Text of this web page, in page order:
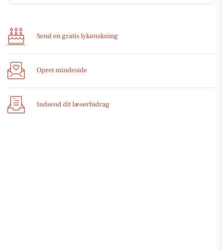
Send en gratis lykønskning
Opret mindeside
Indsend dit læserbidrag